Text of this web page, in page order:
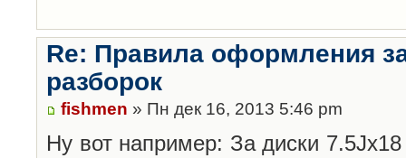
Re: Правила оформления
разборок
fishmen » Пн дек 16, 2013 5:46 pm
Ну вот например: За диски